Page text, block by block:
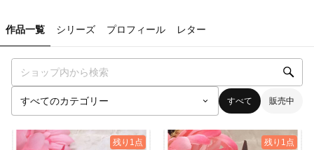
作品一覧 シリーズ プロフィール レター
すべて 販売中
残り1点 残り1点